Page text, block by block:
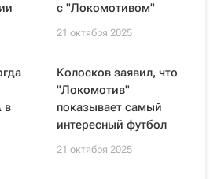
с "Локомотивом"
21 октября 2025
в
Колосков заявил, что
"Локомотив"
показывает самый
интересный футбол
21 октября 2025